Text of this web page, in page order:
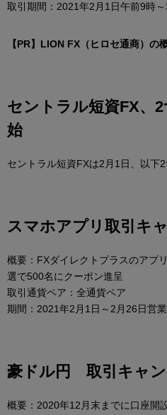
取引期間：2021年2月1日午前9時
【PR】LION FX（ヒロセ通商）の
セントラル短資FX、
始
セントラル短資FXは2月1日、以下
スマホアプリ取引キ
概要：FXダイレクトプラスのアプ
選で500名にクーポン進呈
取引通貨ペア：全通貨ペア
期間：2021年2月1日～2月26日営
豪ドル円 取引キャン
概要：2020年12月末までに口座開